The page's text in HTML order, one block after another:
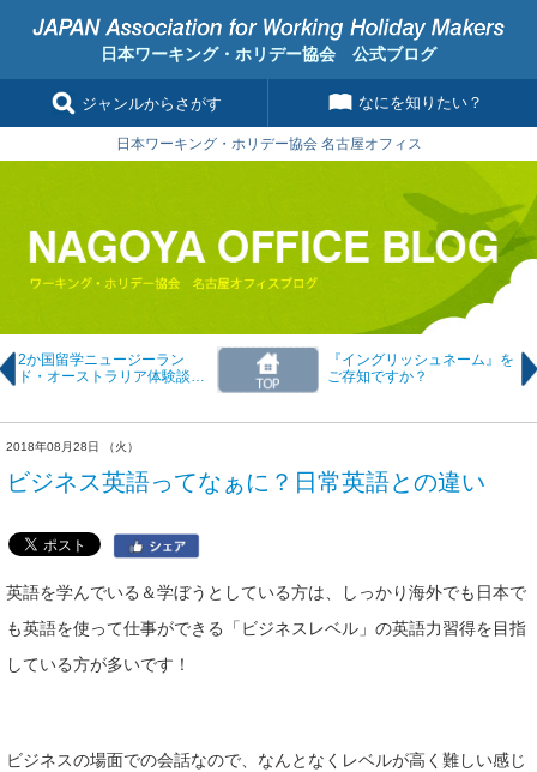
日本ワーキング・ホリデー協会 公式ブログ
ジャンルからさがす なにを知りたい？
日本ワーキング・ホリデー協会 名古屋オフィス
2か国留学ニュージーラン
ド・オーストラリア体験談セ
『イングリッシュネーム』を
ご存知ですか？
2018年08月28日 （火）
ビジネス英語ってなぁに？日常英語との違い
英語を学んでいる＆学ぼうとしている方は、しっかり海外でも日本で
も英語を使って仕事ができる「ビジネスレベル」の英語力習得を目指
している方が多いです！
ビジネスの場面での会話なので、なんとなくレベルが高く難しい感じ